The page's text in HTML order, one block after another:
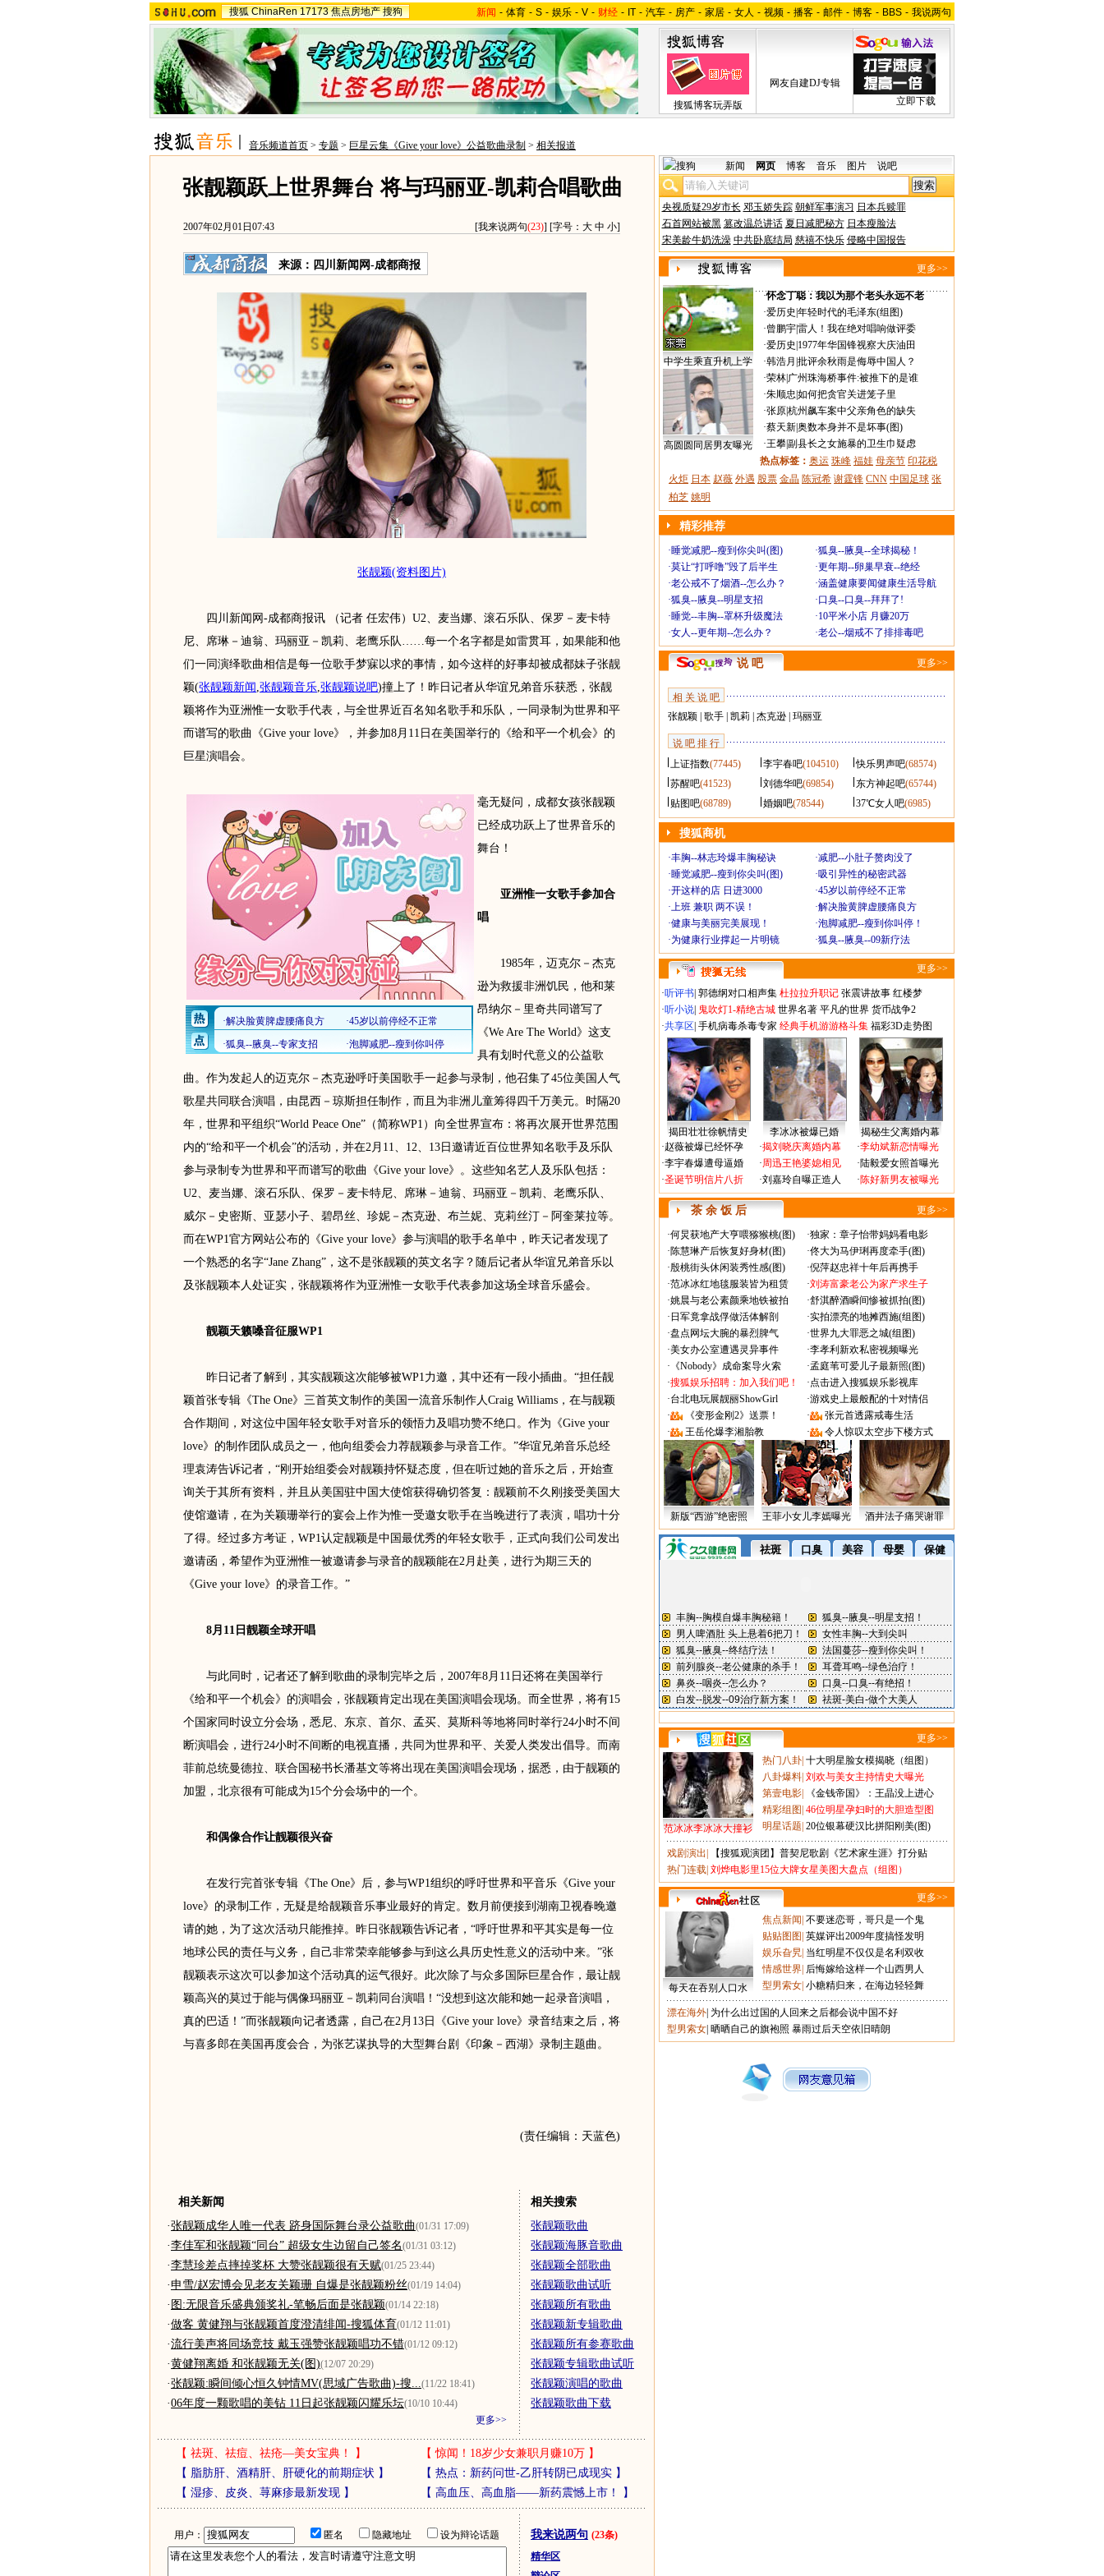
搜狐 ChinaRen 17173 焦点房地产 搜狗 新闻 - 体育 - S - 娱乐 - V - 财经 - IT - 汽车 - 房产 - 家居 - 女人 - 视频 - 播客 - 邮件 - 博客 - BBS - 我说两句
搜狐博客玩弄版
网友自建DJ专辑
立即下载
音乐频道首页 > 专题 > 巨星云集《Give your love》公益歌曲录制 > 相关报道
张靓颖跃上世界舞台 将与玛丽亚-凯莉合唱歌曲
2007年02月01日07:43 [我来说两句(23)] [字号： 大 中 小]
来源：四川新闻网-成都商报
张靓颖(资料图片)
四川新闻网-成都商报讯 （记者 任宏伟）U2、麦当娜、滚石乐队、保罗－麦卡特
尼、席琳－迪翁、玛丽亚－凯莉、老鹰乐队……每一个名字都是如雷贯耳，如果能和他
们一同演绎歌曲相信是每一位歌手梦寐以求的事情，如今这样的好事却被成都妹子张靓
颖(张靓颖新闻 ,张靓颖音乐,张靓颖说吧)撞上了！昨日记者从华谊兄弟音乐获悉，张靓
颖将作为亚洲惟一女歌手代表，与全世界近百名知名歌手和乐队，一同录制为世界和平
而谱写的歌曲《Give your love》，并参加8月11日在美国举行的《给和平一个机会》的
巨星演唱会。
毫无疑问，成都女孩张靓颖
已经成功跃上了世界音乐的
舞台！
亚洲惟一女歌手参加合
唱
1985年，迈克尔－杰克
逊为救援非洲饥民，他和莱
昂纳尔－里奇共同谱写了
《We Are The World》这支
具有划时代意义的公益歌
曲。作为发起人的迈克尔－杰克逊呼吁美国歌手一起参与录制，他召集了45位美国人气
歌星共同联合演唱，由昆西－琼斯担任制作，而且为非洲儿童筹得四千万美元。时隔20
年，世界和平组织“World Peace One”（简称WP1）向全世界宣布：将再次展开世界范围
内的“给和平一个机会”的活动，并在2月11、12、13日邀请近百位世界知名歌手及乐队
参与录制专为世界和平而谱写的歌曲《Give your love》。这些知名艺人及乐队包括：
U2、麦当娜、滚石乐队、保罗－麦卡特尼、席琳－迪翁、玛丽亚－凯莉、老鹰乐队、
威尔－史密斯、亚瑟小子、碧昂丝、珍妮－杰克逊、布兰妮、克莉丝汀－阿奎莱拉等。
而在WP1官方网站公布的《Give your love》参与演唱的歌手名单中，昨天记者发现了
一个熟悉的名字“Jane Zhang”，这不是张靓颖的英文名字？随后记者从华谊兄弟音乐以
及张靓颖本人处证实，张靓颖将作为亚洲惟一女歌手代表参加这场全球音乐盛会。
靓颖天籁嗓音征服WP1
昨日记者了解到，其实靓颖这次能够被WP1力邀，其中还有一段小插曲。“担任靓
颖首张专辑《The One》三首英文制作的美国一流音乐制作人Craig Williams，在与靓颖
合作期间，对这位中国年轻女歌手对音乐的领悟力及唱功赞不绝口。作为《Give your
love》的制作团队成员之一，他向组委会力荐靓颖参与录音工作。”华谊兄弟音乐总经
理袁涛告诉记者，“刚开始组委会对靓颖持怀疑态度，但在听过她的音乐之后，开始查
询关于其所有资料，并且从美国驻中国大使馆获得确切答复：靓颖前不久刚接受美国大
使馆邀请，在为关颖珊举行的宴会上作为惟一受邀女歌手在当晚进行了表演，唱功十分
了得。经过多方考证，WP1认定靓颖是中国最优秀的年轻女歌手，正式向我们公司发出
邀请函，希望作为亚洲惟一被邀请参与录音的靓颖能在2月赴美，进行为期三天的
《Give your love》的录音工作。”
8月11日靓颖全球开唱
与此同时，记者还了解到歌曲的录制完毕之后，2007年8月11日还将在美国举行
《给和平一个机会》的演唱会，张靓颖肯定出现在美国演唱会现场。而全世界，将有15
个国家同时设立分会场，悉尼、东京、首尔、孟买、莫斯科等地将同时举行24小时不间
断演唱会，进行24小时不间断的电视直播，共同为世界和平、关爱人类发出倡导。而南
菲前总统曼德拉、联合国秘书长潘基文等将出现在美国演唱会现场，据悉，由于靓颖的
加盟，北京很有可能成为15个分会场中的一个。
和偶像合作让靓颖很兴奋
在发行完首张专辑《The One》后，参与WP1组织的呼吁世界和平音乐《Give your
love》的录制工作，无疑是给靓颖音乐事业最好的肯定。数月前便接到湖南卫视春晚邀
请的她，为了这次活动只能推掉。昨日张靓颖告诉记者，“呼吁世界和平其实是每一位
地球公民的责任与义务，自己非常荣幸能够参与到这么具历史性意义的活动中来。”张
靓颖表示这次可以参加这个活动真的运气很好。此次除了与众多国际巨星合作，最让靓
颖高兴的莫过于能与偶像玛丽亚－凯莉同台演唱！“没想到这次能和她一起录音演唱，
真的巴适！”而张靓颖向记者透露，自己在2月13日《Give your love》录音结束之后，将
与喜多郎在美国再度会合，为张艺谋执导的大型舞台剧《印象－西湖》录制主题曲。
(责任编辑：天蓝色)
相关新闻
·张靓颖成华人唯一代表 跻身国际舞台录公益歌曲(01/31 17:09)
·李佳军和张靓颖“同台” 超级女生边留自己签名(01/31 03:12)
·李慧珍差点摔掉奖杯 大赞张靓颖很有天赋(01/25 23:44)
·申雪/赵宏博会见老友关颖珊 自爆是张靓颖粉丝(01/19 14:04)
· 图:无限音乐盛典颁奖礼-笔畅后面是张靓颖(01/14 22:18)
·做客 黄健翔与张靓颖首度澄清绯闻-搜狐体育(01/12 11:01)
·流行美声将同场竞技 戴玉强赞张靓颖唱功不错(01/12 09:12)
·黄健翔离婚 和张靓颖无关(图)(12/07 20:29)
·张靓颖:瞬间倾心恒久钟情MV(思域广告歌曲)-搜...(11/22 18:41)
·06年度一颗歌唱的美钻 11日起张靓颖闪耀乐坛(10/10 10:44)
更多>>
相关搜索
张靓颖歌曲
张靓颖海豚音歌曲
张靓颖全部歌曲
张靓颖歌曲试听
张靓颖所有歌曲
张靓颖新专辑歌曲
张靓颖所有参赛歌曲
张靓颖专辑歌曲试听
张靓颖演唱的歌曲
张靓颖歌曲下载
【 祛斑、祛痘、祛疮—美女宝典！ 】 【惊闻！18岁少女兼职月赚10万】
【 脂肪肝、酒精肝、肝硬化的前期症状 】 【 热点：新药问世-乙肝转阴已成现实】
【 湿疹、皮炎、荨麻疹最新发现】 【 高血压、高血脂——新药震憾上市！ 】
用户： 匿名 隐藏地址 设为辩论话题 我来说两句 (23条)
精华区
新闻 网页 博客 音乐 图片 说吧
央视质疑29岁市长 邓玉娇失踪 朝鲜军事演习 日本兵赎罪
石首网站被黑 篡改温总讲话 夏日减肥秘方 日本瘦脸法
宋美龄牛奶洗澡 中共卧底结局 慈禧不快乐 侵略中国报告
更多>>
中学生乘直升机上学
高圆圆同居男友曝光
·怀念丁聪：我以为那个老头永远不老
·爱历史 年轻时代的毛泽东(组图)
·曾鹏宇|雷人！我在绝对唱响做评委
·爱历史 1977年华国锋视察大庆油田
·韩浩月 批评余秋雨是侮辱中国人？
·荣林| 广州珠海桥事件:被推下的是谁
·朱顺忠 如何把贪官关进笼子里
·张原|杭州飙车案中父亲角色的缺失
·蔡天新|奥数本身并不是坏事(图)
·王攀|副县长之女施暴的卫生巾疑虑
热点标签： 奥运 珠峰 福娃 母亲节 印花税
火炬 日本 赵薇 外遇 股票 金晶 陈冠希 谢霆锋 CNN 中国足球 张
柏芝 姚明
精彩推荐
·睡觉减肥--瘦到你尖叫(图) ·狐臭--腋臭--全球揭秘！
·莫让“打呼噜”毁了后半生 ·更年期--卵巢早衰--绝经
·老公戒不了烟酒--怎么办？ ·涵盖健康要闻健康生活导航
·狐臭--腋臭--明星支招 ·口臭--口臭--拜拜了!
·睡觉--丰胸--罩杯升级魔法 ·10平米小店 月赚20万
·女人--更年期--怎么办？ ·老公--烟戒不了排排毒吧
说 吧 更多>>
相 关 说 吧
张靓颖| 歌手| 凯莉 杰克逊| 玛丽亚
说 吧 排 行
上证指数(77445) 李宇春吧(104510) 快乐男声吧(68574)
苏醒吧(41523) 刘德华吧(69854) 东方神起吧(65744)
贴图吧(68789) 婚姻吧(78544) 37℃女人吧(6985)
搜狐商机
·丰胸--林志玲爆丰胸秘诀 ·减肥--小肚子赘肉没了
·睡觉减肥--瘦到你尖叫(图) ·吸引异性的秘密武器
·开这样的店 日进3000 ·45岁以前停经不正常
·上班 兼职 两不误！ ·解决脸黄脾虚腰痛良方
·健康与美丽完美展现！ ·泡脚减肥--瘦到你叫停！
·为健康行业撑起一片明镜 ·狐臭--腋臭--09新疗法
更多>>
·听评书 郭德纲对口相声集 杜拉拉升职记 张震讲故事 红楼梦
·听小说 鬼吹灯1-精绝古城 世界名著 平凡的世界 货币战争2
·共享区 手机病毒杀毒专家 经典手机游游格斗集 福彩3D走势图
揭田壮壮徐帆情史 李冰冰被爆已婚
揭秘生父离婚内幕
·赵薇被爆已经怀孕
·李宇春爆遭母逼婚
·圣诞节明信片八折
·揭刘晓庆离婚内幕
·周迅王艳婆媳相见
·刘嘉玲自曝正造人
·李幼斌新恋情曝光
·陆毅爱女照首曝光
·陈好新男友被曝光
茶 余 饭 后 更多>>
·何炅获地产大亨喂猕猴桃(图) ·独家：章子怡带妈妈看电影
·陈慧琳产后恢复好身材(图) ·佟大为马伊琍再度牵手(图)
·殷桃街头休闲装秀性感(图) ·倪萍赵忠祥十年后再携手
·范冰冰红地毯服装皆为租赁 ·刘涛富豪老公为家产求生子
·姚晨与老公素颜乘地铁被拍 ·舒淇醉酒瞬间惨被抓拍(图)
· 日军竟拿战俘做活体解剖 ·实拍漂亮的地摊西施(组图)
·盘点网坛大腕的暴烈脾气 ·世界九大罪恶之城(组图)
·美女办公室遭遇灵异事件 ·李孝利新欢私密视频曝光
· 《Nobody》成命案导火索 ·孟庭苇可爱儿子最新照(图)
·搜狐娱乐招聘：加入我们吧！ ·点击进入搜狐娱乐影视库
·台北电玩展靓丽ShowGirl ·游戏史上最般配的十对情侣
·
《变形金刚2》送票！ ·
张元首透露戒毒生活
·
王岳伦爆李湘胎教 · 令人惊叹太空步下楼方式
新版“西游”绝密照 王菲小女儿李嫣曝光 酒井法子痛哭谢罪
更多>>
范冰冰李冰冰大撞衫
热门八卦 十大明星脸女模揭晓（组图）
八卦爆料 刘欢与美女主持情史大曝光
第壹电影
《金钱帝国》：王晶没上进心
精彩组图 46位明星孕妇时的大胆造型图
明星话题 20位银幕硬汉比拼阳刚美(图)
戏剧演出
【搜狐观演团】普契尼歌剧《艺术家生涯》打分贴
热门连载 刘烨电影里15位大牌女星美图大盘点（组图）
更多>>
每天在吞别人口水
焦点新闻 不要迷恋哥，哥只是一个鬼
贴贴图图 英媒评出2009年度搞怪发明
娱乐旮旯 当红明星不仅仅是名利双收
情感世界 后悔嫁给这样一个山西男人
型男索女 小糖精归来，在海边轻轻舞
漂在海外 为什么出过国的人回来之后都会说中国不好
型男索女 晒晒自己的旗袍照 暴雨过后天空依旧晴朗